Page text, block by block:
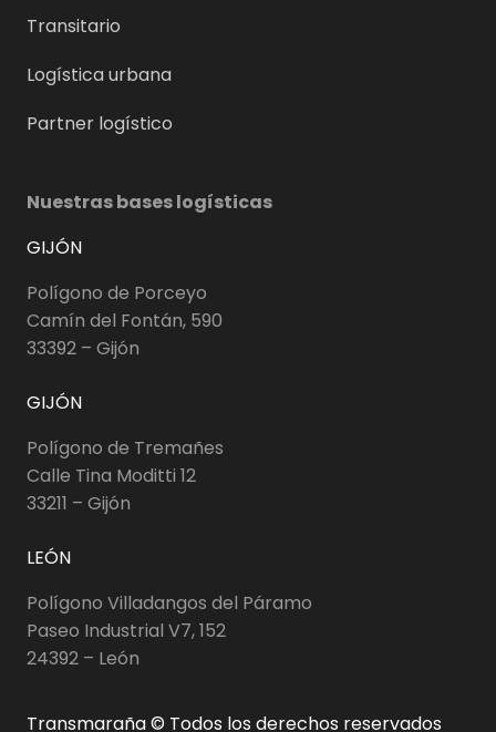
Transitario
Logística urbana
Partner logístico
Nuestras bases logísticas
GIJÓN
Polígono de Porceyo
Camín del Fontán, 590
33392 – Gijón
GIJÓN
Polígono de Tremañes
Calle Tina Moditti 12
33211 – Gijón
LEÓN
Polígono Villadangos del Páramo
Paseo Industrial V7, 152
24392 – León
Transmaraña © Todos los derechos reservados